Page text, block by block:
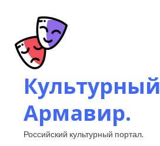
Культурный
Армавир.
Российский культурный портал.